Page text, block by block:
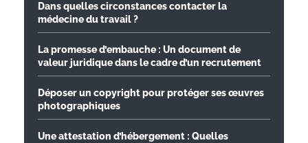
Dans quelles circonstances contacter la
médecine du travail ?
La promesse d’embauche : Un document de
valeur juridique dans le cadre d’un recrutement
Déposer un copyright pour protéger ses œuvres
photographiques
Une attestation d’hébergement : Quelles